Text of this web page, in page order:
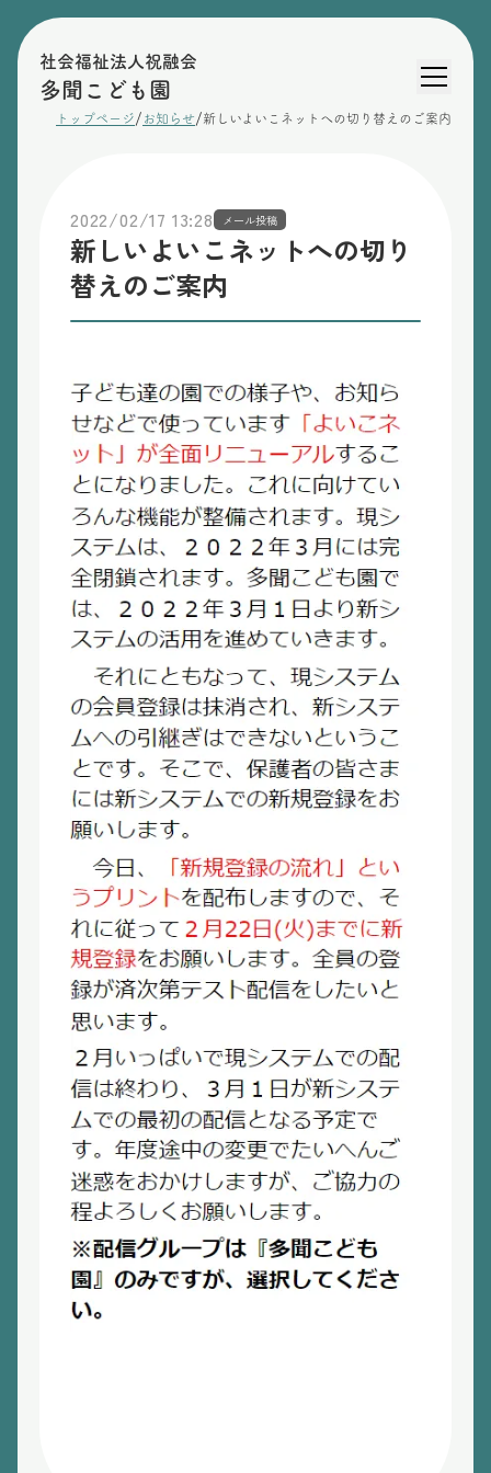
社会福祉法人祝融会
多聞こども園
トップページ/ お知らせ/新しいよいこネットへの切り替えのご案内
2022/02/17 13:28 メール投稿
新しいよいこネットへの切り
替えのご案内